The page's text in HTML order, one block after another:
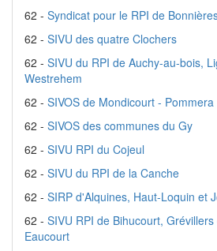
62 - Syndicat pour le RPI de
62 - SIVU des quatre Clochers
62 - SIVU du RPI de Auchy-au-bois,
Westrehem
62 - SIVOS de Mondicourt - Pommera
62 - SIVOS des communes du Gy
62 - SIVU RPI du Cojeul
62 - SIVU du RPI de la Canche
62 - SIRP d'Alquines, Haut-Loquin et
62 - SIVU RPI de Bihucourt,
Eaucourt